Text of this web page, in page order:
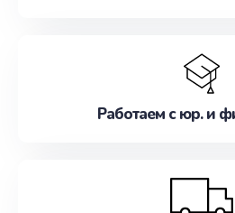
Работаем с юр. и